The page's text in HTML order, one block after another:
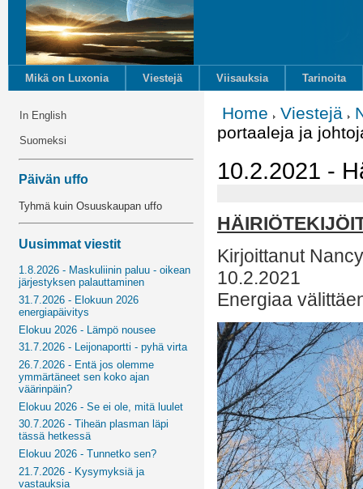
Mikä on Luxonia Viestejä Viisauksia Tarinoita
In English
Suomeksi
Päivän uffo
Tyhmä kuin Osuuskaupan uffo
Uusimmat viestit
1.8.2026 - Maskuliinin paluu - oikean
järjestyksen palauttaminen
31.7.2026 - Elokuun 2026
energiapäivitys
Elokuu 2026 - Lämpö nousee
31.7.2026 - Leijonaportti - pyhä virta
26.7.2026 - Entä jos olemme
ymmärtäneet sen koko ajan
väärinpäin?
Elokuu 2026 - Se ei ole, mitä luulet
30.7.2026 - Tiheän plasman läpi
tässä hetkessä
Elokuu 2026 - Tunnetko sen?
21.7.2026 - Kysymyksiä ja
vastauksia
Home Viestejä
portaaleja ja
10.2.2021 -
Kirjoittanut
10.2.2021
Energiaa